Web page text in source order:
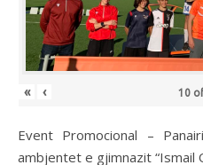
« ‹ 10
Event Promocional –
ambjentet e gjimnazit “Ismail